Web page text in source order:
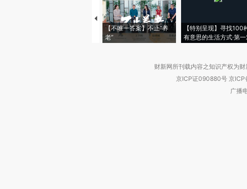
【不唯一答案】不止“养
老”
【特别呈现】寻找100
有意思的生活方式·第
财新网所刊载内容之知识产权为
京ICP证090880号 京
广播